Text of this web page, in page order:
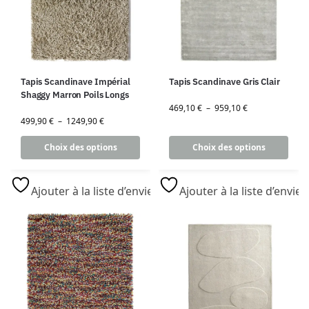
Tapis Scandinave Impérial
Shaggy Marron Poils Longs
499,90€ – 1249,90€
Choix des options
Ajouter à la liste d’envies
Tapis Scandinave Gris Clair
469,10€ – 959,10€
Choix des options
Ajouter à la liste d’envies